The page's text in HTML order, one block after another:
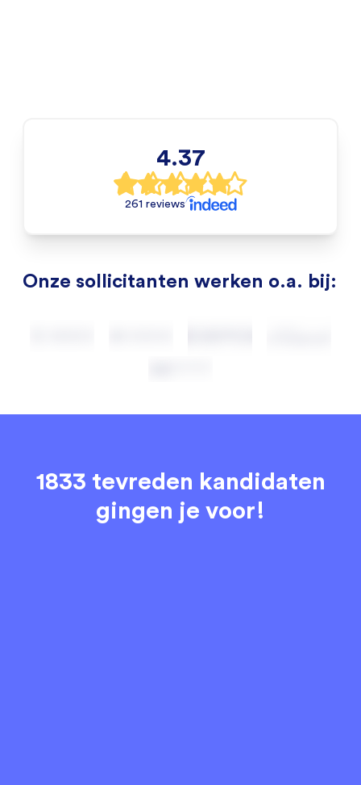
4.37
261 reviews
Onze sollicitanten werken o.a. bij:
1833 tevreden kandidaten
gingen je voor!